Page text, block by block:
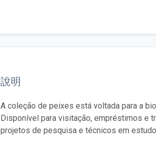
說明
A coleção de peixes está voltada para a
Disponível para visitação, empréstimos e
projetos de pesquisa e técnicos em